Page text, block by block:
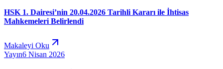
HSK 1. Dairesi’nin 20.04.2026 Tarihli Kararı ile İhtisas
Mahkemeleri Belirlendi
Makaleyi Oku
Yayın6 Nisan 2026